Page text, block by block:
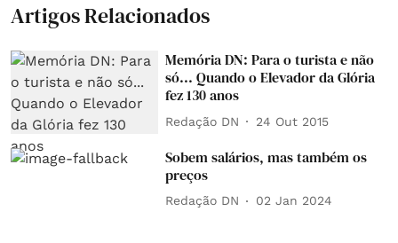
Artigos Relacionados
Memória DN: Para o turista e não
só... Quando o Elevador da Glória
fez 130 anos
Redação DN 24 Out 2015
Sobem salários, mas também os
preços
Redação DN 02 Jan 2024